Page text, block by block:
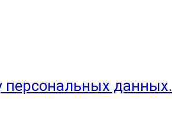
персональных данных.